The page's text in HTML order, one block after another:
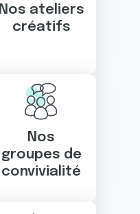
Nos ateliers
créatifs
Nos
groupes de
convivialité